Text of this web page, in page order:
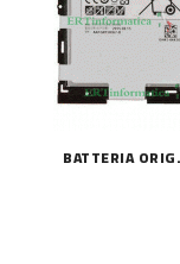
BATTERIA